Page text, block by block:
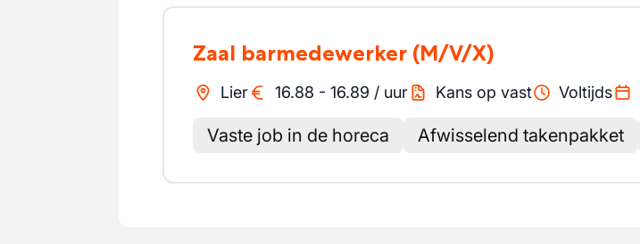
Zaal barmedewerker (M/V/X)
Lier 16.88 - 16.89 / uur Kans op vast Voltijds
Vaste job in de horeca Afwisselend takenpakket